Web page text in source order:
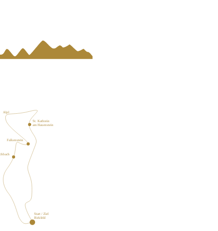
Miesenbach
Start / Ziel
Birkfeld
St. Kathrein
am Hauenstein
Falkenstein
Alpl